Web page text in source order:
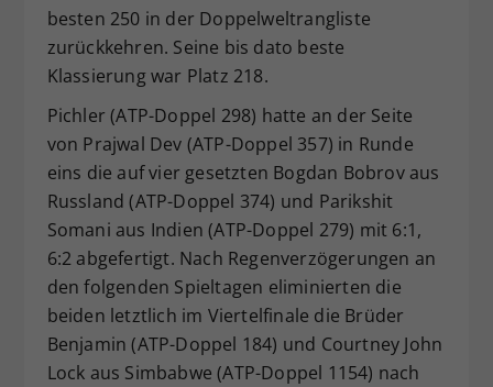
besten 250 in der Doppelweltrangliste
zurückkehren. Seine bis dato beste
Klassierung war Platz 218.
Pichler (ATP-Doppel 298) hatte an der Seite
von Prajwal Dev (ATP-Doppel 357) in Runde
eins die auf vier gesetzten Bogdan Bobrov aus
Russland (ATP-Doppel 374) und Parikshit
Somani aus Indien (ATP-Doppel 279) mit 6:1,
6:2 abgefertigt. Nach Regenverzögerungen an
den folgenden Spieltagen eliminierten die
beiden letztlich im Viertelfinale die Brüder
Benjamin (ATP-Doppel 184) und Courtney John
Lock aus Simbabwe (ATP-Doppel 1154) nach